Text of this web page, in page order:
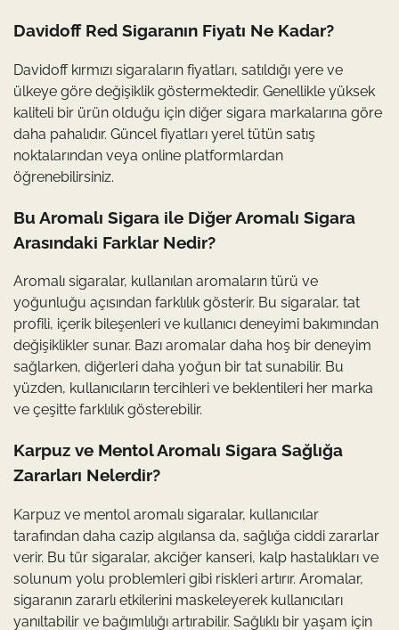
Davidoff Red Sigaranın Fiyatı Ne Kadar?
Davidoff kırmızı sigaraların fiyatları, satıldığı yere ve
ülkeye göre değişiklik göstermektedir. Genellikle yüksek
kaliteli bir ürün olduğu için diğer sigara markalarına göre
daha pahalıdır. Güncel fiyatları yerel tütün satış
noktalarından veya online platformlardan
öğrenebilirsiniz.
Bu Aromalı Sigara ile Diğer Aromalı Sigara
Arasındaki Farklar Nedir?
Aromalı sigaralar, kullanılan aromaların türü ve
yoğunluğu açısından farklılık gösterir. Bu sigaralar, tat
profili, içerik bileşenleri ve kullanıcı deneyimi bakımından
değişiklikler sunar. Bazı aromalar daha hoş bir deneyim
sağlarken, diğerleri daha yoğun bir tat sunabilir. Bu
yüzden, kullanıcıların tercihleri ve beklentileri her marka
ve çeşitte farklılık gösterebilir.
Karpuz ve Mentol Aromalı Sigara Sağlığa
Zararları Nelerdir?
Karpuz ve mentol aromalı sigaralar, kullanıcılar
tarafından daha cazip algılansa da, sağlığa ciddi zararlar
verir. Bu tür sigaralar, akciğer kanseri, kalp hastalıkları ve
solunum yolu problemleri gibi riskleri artırır. Aromalar,
sigaranın zararlı etkilerini maskeleyerek kullanıcıları
yanıltabilir ve bağımlılığı artırabilir. Sağlıklı bir yaşam için